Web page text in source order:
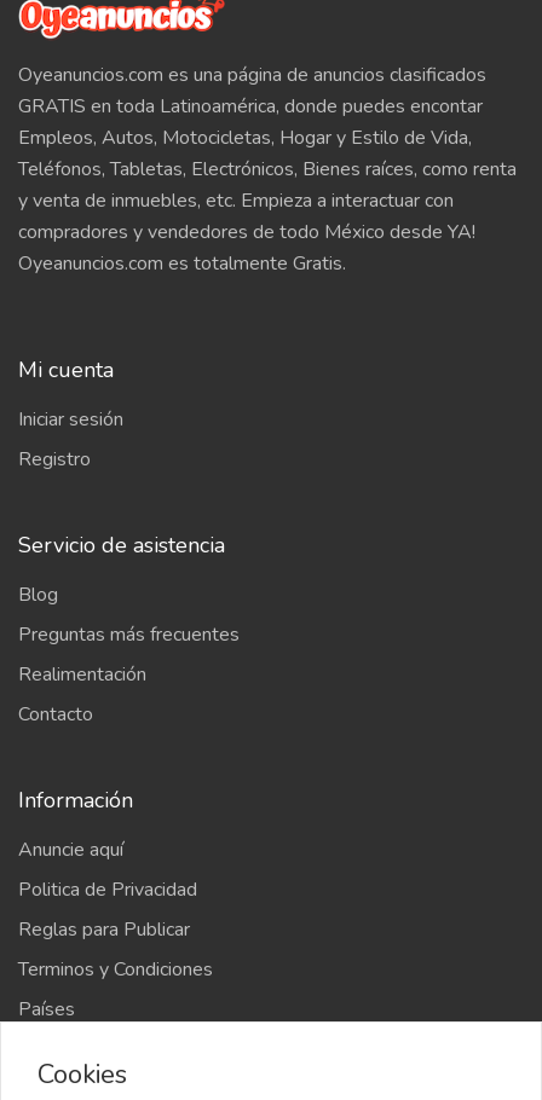
Oyeanuncios.com es una página de anuncios clasificados
GRATIS en toda Latinoamérica, donde puedes encontar
Empleos, Autos, Motocicletas, Hogar y Estilo de Vida,
Teléfonos, Tabletas, Electrónicos, Bienes raíces, como renta
y venta de inmuebles, etc. Empieza a interactuar con
compradores y vendedores de todo México desde YA!
Oyeanuncios.com es totalmente Gratis.
Mi cuenta
Iniciar sesión
Registro
Servicio de asistencia
Blog
Preguntas más frecuentes
Realimentación
Contacto
Información
Anuncie aquí
Politica de Privacidad
Reglas para Publicar
Terminos y Condiciones
Países
Cookies